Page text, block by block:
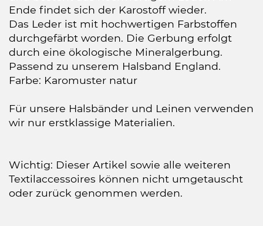
Ende findet sich der Karostoff wieder.
Das Leder ist mit hochwertigen Farbstoffen
durchgefärbt worden. Die Gerbung erfolgt
durch eine ökologische Mineralgerbung.
Passend zu unserem Halsband England.
Farbe: Karomuster natur
Für unsere Halsbänder und Leinen verwenden
wir nur erstklassige Materialien.
Wichtig: Dieser Artikel sowie alle weiteren
Textilaccessoires können nicht umgetauscht
oder zurück genommen werden.